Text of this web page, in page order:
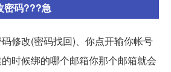
密码???急
修改(密码找回)、你点开输你帐号
时候绑的哪个邮箱你那个邮箱就会